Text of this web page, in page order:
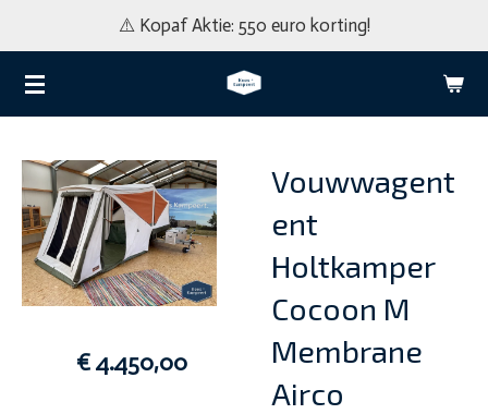
direct
naar
de
hoofdinhoud
⚠️ Kopaf Aktie: 550 euro korting!
Vouwwagent
ent
Holtkamper
Cocoon M
Membrane
Airco
€ 4.450,00